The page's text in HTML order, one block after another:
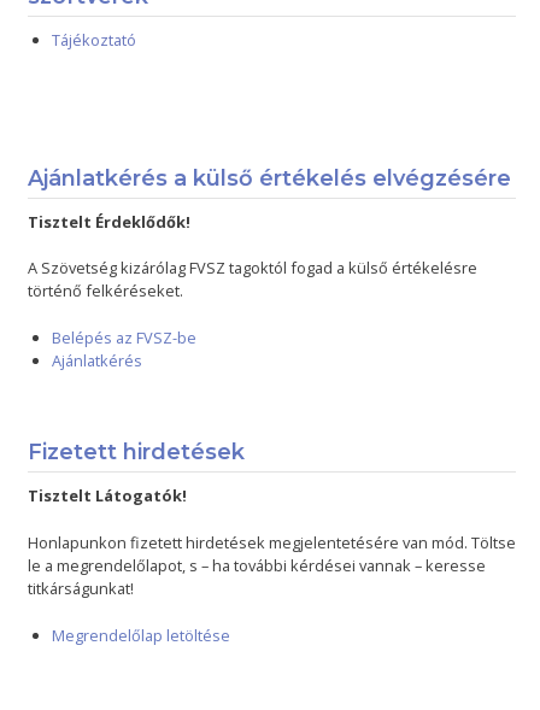
Tájékoztató
Ajánlatkérés a külső értékelés elvégzésére
Tisztelt Érdeklődők!
A Szövetség kizárólag FVSZ tagoktól fogad a külső értékelésre
történő felkéréseket.
Belépés az FVSZ-be
Ajánlatkérés
Fizetett hirdetések
Tisztelt Látogatók!
Honlapunkon fizetett hirdetések megjelentetésére van mód. Töltse
le a megrendelőlapot, s – ha további kérdései vannak – keresse
titkárságunkat!
Megrendelőlap letöltése